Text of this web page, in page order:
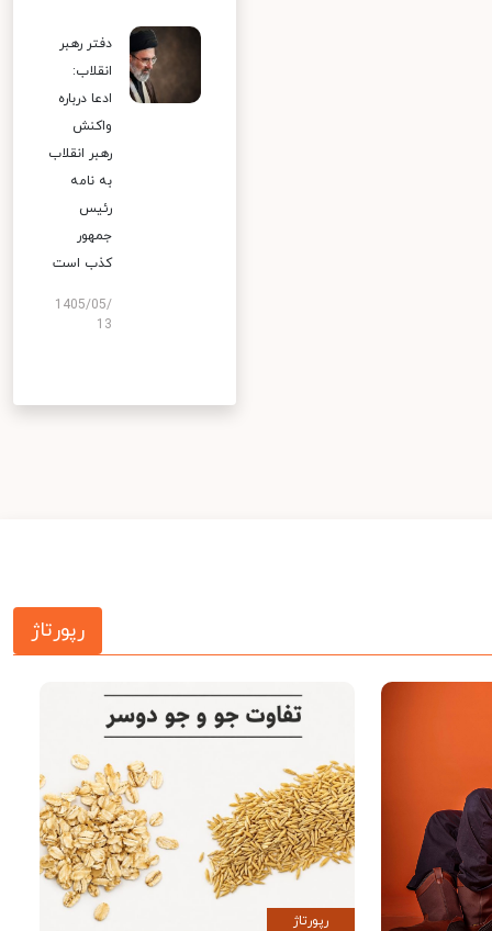
دفتر رهبر
انقلاب:
ادعا درباره
واکنش
رهبر انقلاب
به نامه
رئیس
جمهور
کذب است
1405/05/
13
رپورتاژ
رپورتاژ